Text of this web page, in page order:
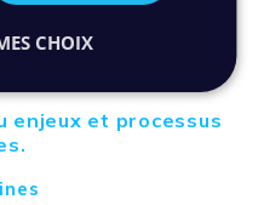
et de lever les
ce changement.
enjeux et processus
CHOIX